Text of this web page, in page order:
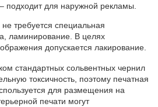
подходит для наружной рекламы.
требуется специальная
ламинирование. В целях
допускается лакирование.
стандартных сольвентных чернил
токсичность, поэтому печатная
для размещения на
печати могут